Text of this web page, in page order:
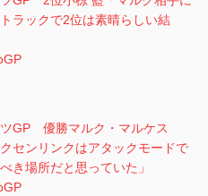
ラックで2位は素晴らしい結
ツGP 優勝マルク・マルケス
クセンリンクはアタックモードで
き場所だと思っていた」